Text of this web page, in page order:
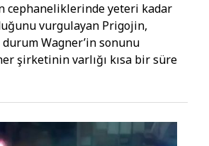
cephaneliklerinde yeteri kadar
vurgulayan Prigojin,
Wagner’in sonunu
şirketinin varlığı kısa bir süre